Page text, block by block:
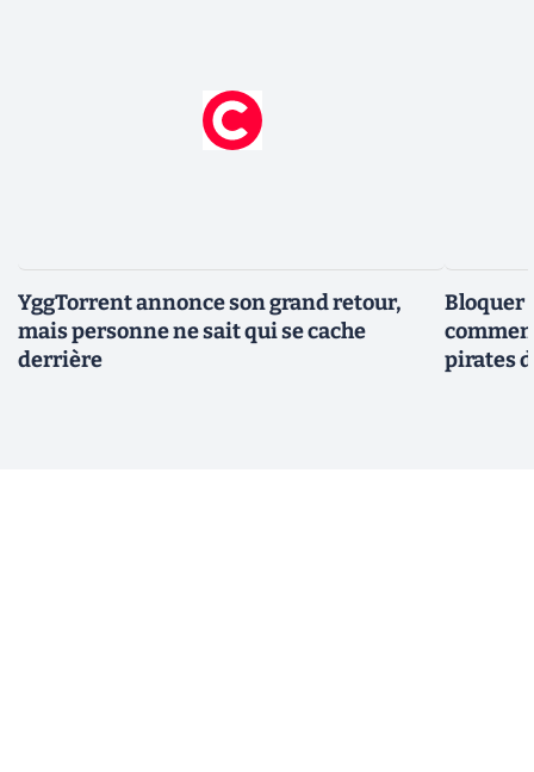
YggTorrent annonce son grand retour,
mais personne ne sait qui se cache
derrière
Bloquer
pirates